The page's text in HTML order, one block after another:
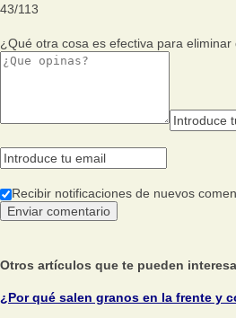
43/113
¿Qué otra cosa es efectiva para eliminar
Recibir notificaciones de nuevos
Otros artículos que te pueden
¿Por qué salen granos en la frente y